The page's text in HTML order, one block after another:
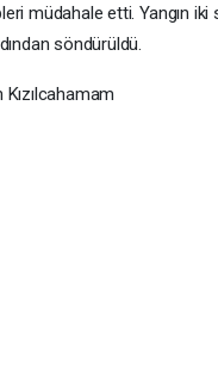
müdahale etti. Yangın iki
söndürüldü.